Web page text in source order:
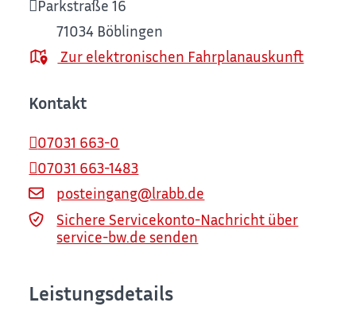
Parkstraße 16
71034 Böblingen
Zur elektronischen Fahrplanauskunft
Kontakt
07031 663-0
07031 663-1483
posteingang@lrabb.de
Sichere Servicekonto-Nachricht über
service-bw.de senden
Leistungsdetails